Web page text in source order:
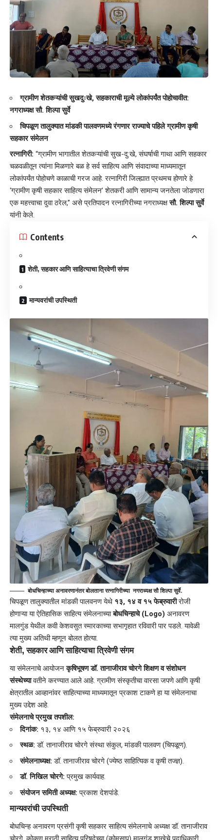
ग्रामीण शेतकऱ्यांची सुखदुःखे, सहकाराची मूल्ये लोकांपर्यंत पोहोचावीत:
नगराध्यक्ष सौ. शिल्पा सुर्वे
चिपळूण तालुक्यात मांडकी पालवणमध्ये रंगणार राज्याचे पहिले ग्रामीण कृषी
सहकार संमेलन
रत्नागिरी: “ग्रामीण भागातील शेतकऱ्यांची सुख-दु:खे, संघर्षाची गाथा आणि सहकार
चळवळीतून त्यांना मिळणारे बळ हे सर्व साहित्य आणि संवादाच्या माध्यमातून
लोकांपर्यंत पोहोचणे काळाची गरज आहे. रत्नागिरी जिल्ह्यात प्रथमच होणारे हे
‘ग्रामीण कृषी सहकार साहित्य संमेलन’ शेतकरी आणि सामान्य जनतेला जोडणारा
एक महत्त्वाचा दुवा ठरेल,” असे प्रतिपादन रत्नागिरीच्या नगराध्यक्षसौ. शिल्पा सुर्वे
यांनी केले.
Contents
​शेती, सहकार आणि साहित्याचा त्रिवेणी संगम
​मान्यवरांची उपस्थिती
बोधचिन्हाच्या अनावरणानंतर बोलताना रत्नागिरीच्या नगराध्यक्ष सौ शिल्पा सुर्वे.
चिपळूण तालुक्यातील मांडकी पालवनण येथे १३, १४ व १५ फेब्रुवारीरोजी
होणाऱ्या या ऐतिहासिक साहित्य संमेलनाच्याबोधचिन्हाचे (Logo) अनावरण
मालगुंड येथील कवी केशवसुत स्मारकाच्या सभागृहात रविवारी पार पडले. यावेळी
त्या मुख्य अतिथी म्हणून बोलत होत्या.
शेती, सहकार आणि साहित्याचा त्रिवेणी संगम
​या संमेलनाचे आयोजनकृषिभूषण डॉ. तानाजीराव चोरगे शिक्षण व संशोधन
संस्थेच्यावतीने करण्यात आले आहे. ग्रामीण संस्कृतीचा वारसा जपणे आणि कृषी
क्षेत्रातील आव्हानांवर साहित्याच्या माध्यमातून प्रकाश टाकणे हा या संमेलनाचा
मुख्य उद्देश आहे.
संमेलनाचे प्रमुख तपशील:
दिनांक: १३, १४ आणि १५ फेब्रुवारी २०२६
स्थळ: डॉ. तानाजीराव चोरगे संस्था संकुल, मांडकी पालवण (चिपळूण).
संमेलनाध्यक्ष: डॉ. तानाजीराव चोरगे (ज्येष्ठ साहित्यिक व कृषी तज्ज्ञ).
डॉ. निखिल चोरगे: प्रमुख कार्यवाह.
संयोजन समिती अध्यक्ष: प्रकाश देशपांडे.
मान्यवरांची उपस्थिती
बोधचिन्ह अनावरण प्रसंगी कृषी सहकार साहित्य संमेलनाचे अध्यक्ष डॉ. तानाजीराव